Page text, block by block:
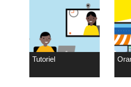
Tutoriel